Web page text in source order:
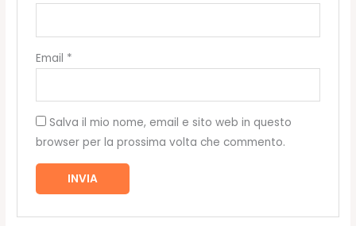
Email *
Salva il mio nome, email e sito web in questo
browser per la prossima volta che commento.